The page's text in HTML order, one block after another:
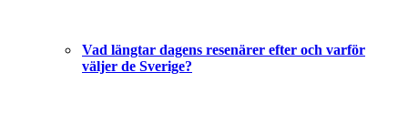
Vad längtar dagens resenärer efter och varför
väljer de Sverige?